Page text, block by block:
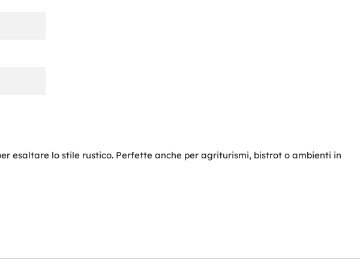
esaltare lo stile rustico. Perfette anche per agriturismi, bistrot o ambienti in